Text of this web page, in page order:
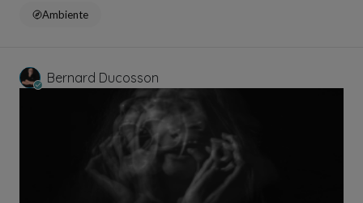
Ambiente
Bernard Ducosson